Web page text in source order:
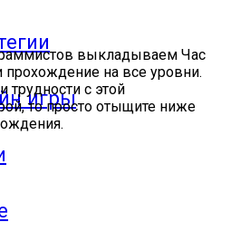
игры
выкладываем Час
прохождение на все уровни.
трудности с этой
то просто отыщите ниже